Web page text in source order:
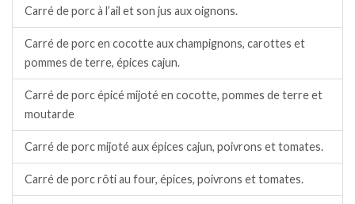
Carré de porc à l’ail et son jus aux oignons.
Carré de porc en cocotte aux champignons, carottes et
pommes de terre, épices cajun.
Carré de porc épicé mijoté en cocotte, pommes de terre et
moutarde
Carré de porc mijoté aux épices cajun, poivrons et tomates.
Carré de porc rôti au four, épices, poivrons et tomates.